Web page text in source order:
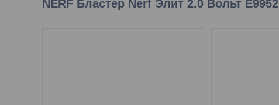
NERF Бластер Nerf Элит 2.0 Вольт E9952